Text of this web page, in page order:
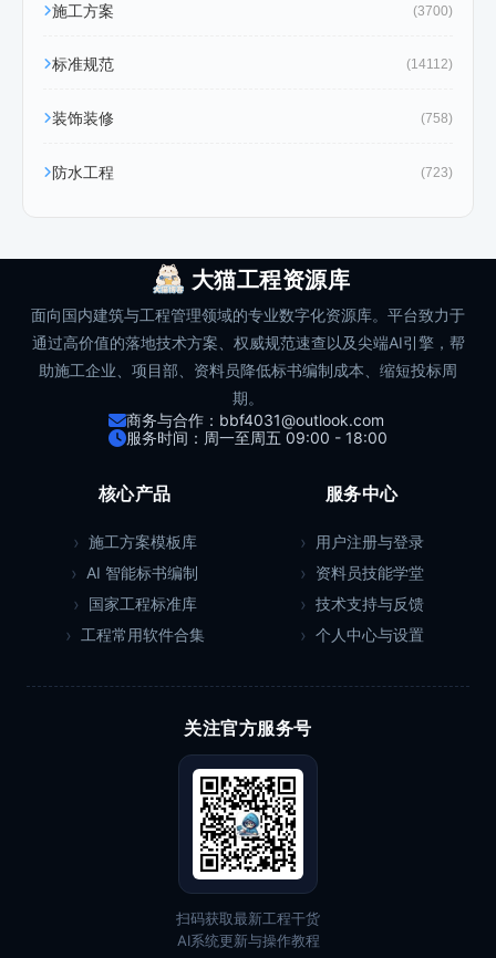
施工方案 (3700)
标准规范 (14112)
装饰装修 (758)
防水工程 (723)
大猫工程资源库
面向国内建筑与工程管理领域的专业数字化资源库。平台致力于
通过高价值的落地技术方案、权威规范速查以及尖端AI引擎，帮
助施工企业、项目部、资料员降低标书编制成本、缩短投标周
期。
商务与合作：bbf4031@outlook.com
服务时间：周一至周五 09:00 - 18:00
核心产品
施工方案模板库
AI 智能标书编制
国家工程标准库
工程常用软件合集
服务中心
用户注册与登录
资料员技能学堂
技术支持与反馈
个人中心与设置
关注官方服务号
扫码获取最新工程干货
AI系统更新与操作教程